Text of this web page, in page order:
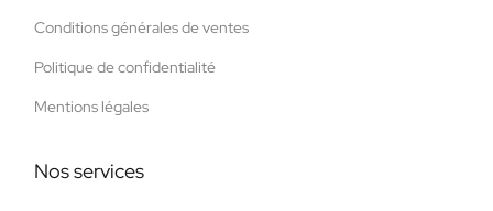
Conditions générales de ventes
Politique de confidentialité
Mentions légales
Nos services